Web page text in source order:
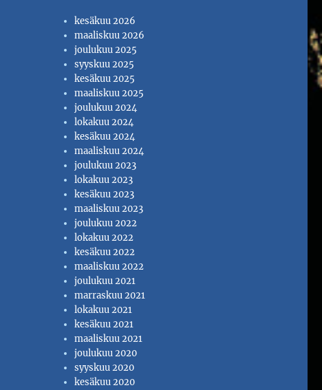
kesäkuu 2026
maaliskuu 2026
joulukuu 2025
syyskuu 2025
kesäkuu 2025
maaliskuu 2025
joulukuu 2024
lokakuu 2024
kesäkuu 2024
maaliskuu 2024
joulukuu 2023
lokakuu 2023
kesäkuu 2023
maaliskuu 2023
joulukuu 2022
lokakuu 2022
kesäkuu 2022
maaliskuu 2022
joulukuu 2021
marraskuu 2021
lokakuu 2021
kesäkuu 2021
maaliskuu 2021
joulukuu 2020
syyskuu 2020
kesäkuu 2020